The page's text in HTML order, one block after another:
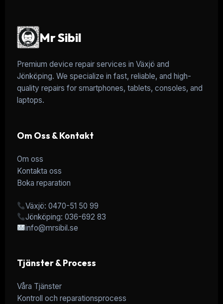
Mr Sibil
Premium device repair services in Växjö and
Jönköping. We specialize in fast, reliable, and high-
quality repairs for smartphones, tablets, consoles, and
laptops.
Om Oss & Kontakt
Om oss
Kontakta oss
Boka reparation
Växjö: 0470-51 50 99
Jönköping: 036-692 83
info@mrsibil.se
Tjänster & Process
Våra Tjänster
Kontroll och reparationsprocess